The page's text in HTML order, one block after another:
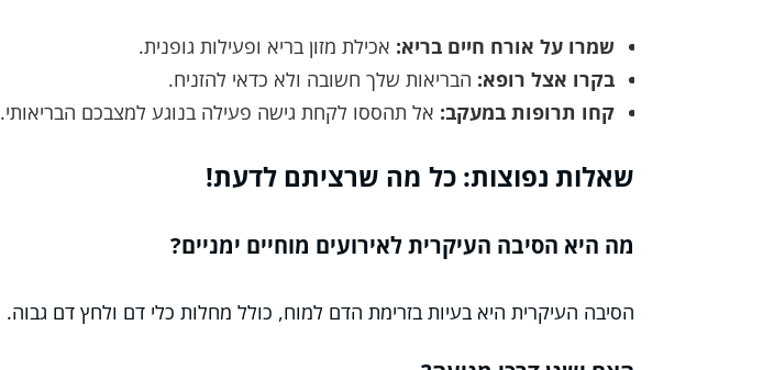
שמרו על אורח חיים בריא: אכילת מזון בריא ופעילות גופנית.
בקרו אצל רופא: הבריאות שלך חשובה ולא כדאי להזניח.
קחו תרופות במעקב: אל תהססו לקחת גישה פעילה בנוגע למצבכם הבריאותי.
שאלות נפוצות: כל מה שרציתם לדעת!
מה היא הסיבה העיקרית לאירועים מוחיים ימניים?
הסיבה העיקרית היא בעיות בזרימת הדם למוח, כולל מחלות כלי דם ולחץ דם גבוה.